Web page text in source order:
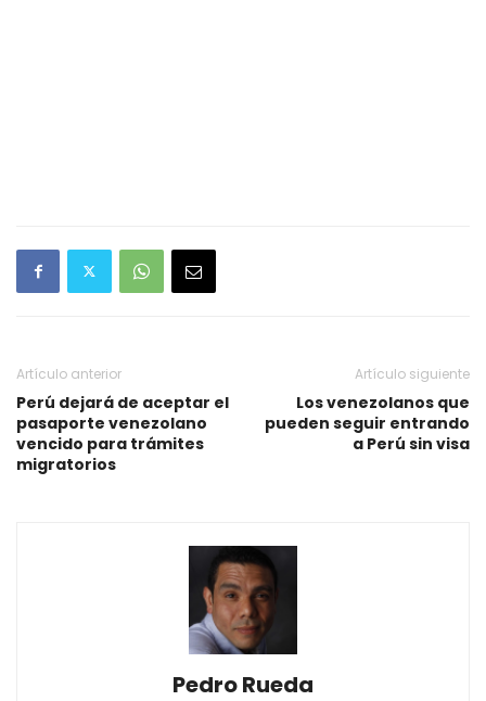
Artículo anterior
Perú dejará de aceptar el
pasaporte venezolano
vencido para trámites
migratorios
Artículo siguiente
Los venezolanos que
pueden seguir entrando
a Perú sin visa
Pedro Rueda